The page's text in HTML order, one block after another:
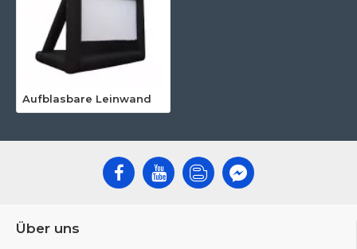
Aufblasbare Leinwand
Über uns